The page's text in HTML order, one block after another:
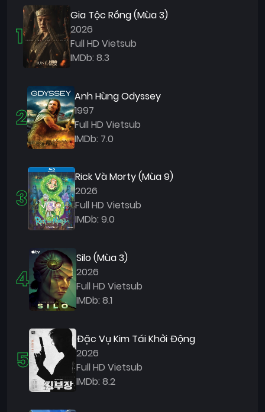
1
Gia Tộc Rồng (Mùa 3)
2026
Full HD Vietsub
IMDb: 8.3
2
Anh Hùng Odyssey
1997
Full HD Vietsub
IMDb: 7.0
3
Rick Và Morty (Mùa 9)
2026
Full HD Vietsub
IMDb: 9.0
4
Silo (Mùa 3)
2026
Full HD Vietsub
IMDb: 8.1
5
Đặc Vụ Kim Tái Khởi Động
2026
Full HD Vietsub
IMDb: 8.2